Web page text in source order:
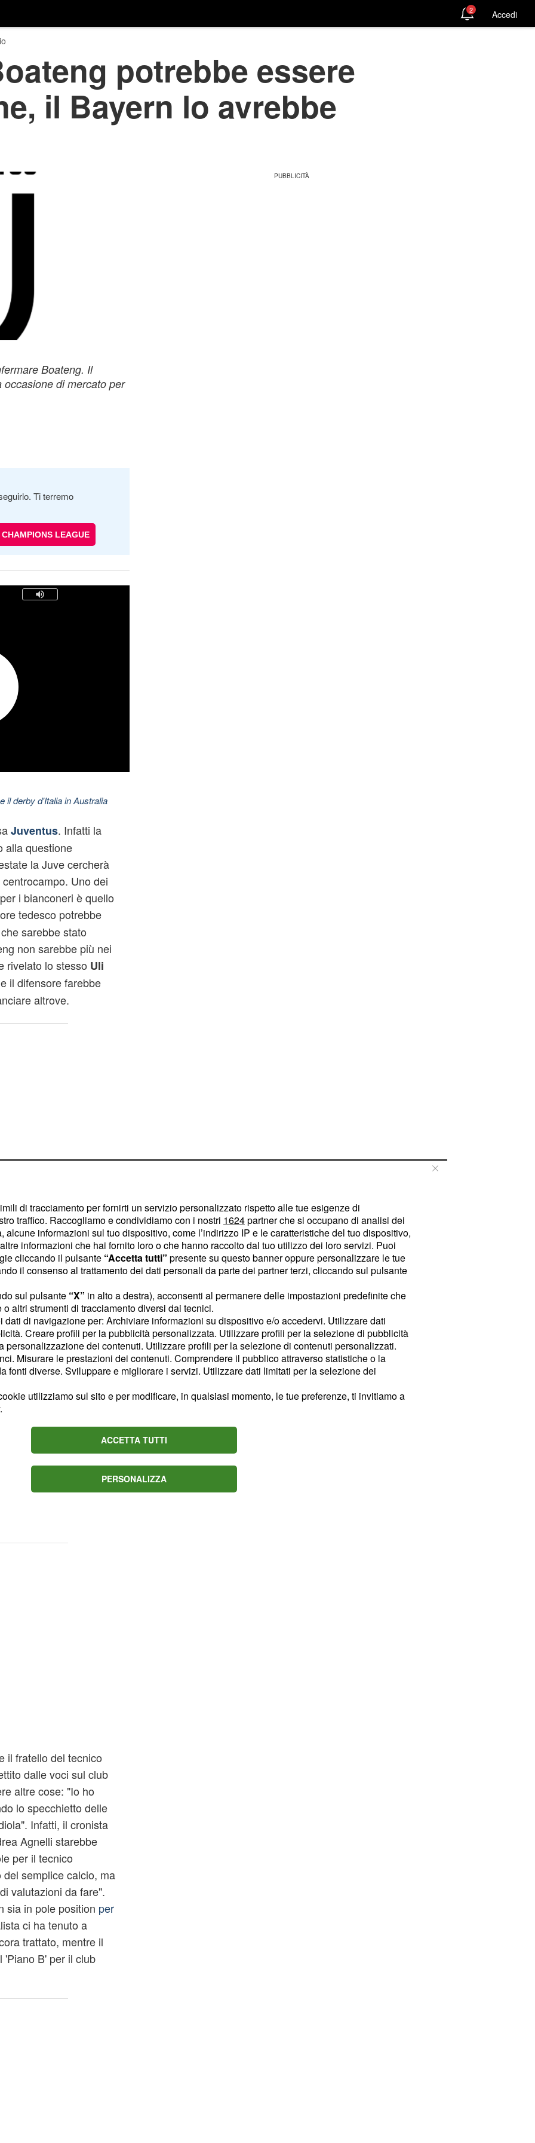
2 Accedi
potrebbe essere
il Bayern lo avrebbe
Boateng. Il
di mercato per
Ti terremo
CHAMPIONS LEAGUE
il derby d'Italia in Australia
Juventus. Infatti la
alla questione
la Juve cercherà
Uno dei
i bianconeri è quello
tedesco potrebbe
sarebbe stato
non sarebbe più nei
rivelato lo stesso Uli
il difensore farebbe
altrove.
per Boateng visto
di grande
.
fu uno dei primi a
Guardiola. In questi
dei bianconeri si
nuovo tecnico sarà
che alla fine possa
se Sarri andrà
in discussione, perché
ha poi sottolineato
il fratello del tecnico
dalle voci sul club
altre cose: "Io ho
lo specchietto delle
Infatti, il cronista
Agnelli starebbe
per il tecnico
semplice calcio, ma
valutazioni da fare".
sia in pole position per
ci ha tenuto a
trattato, mentre il
'Piano B' per il club
di tracciamento per fornirti un servizio personalizzato rispetto alle tue esigenze di
traffico. Raccogliamo e condividiamo con i nostri 1624partner che si occupano di analisi dei
informazioni sul tuo dispositivo, come l’indirizzo IP e le caratteristiche del tuo dispositivo,
informazioni che hai fornito loro o che hanno raccolto dal tuo utilizzo dei loro servizi. Puoi
cliccando il pulsante “Accetta tutti” presente su questo banner oppure personalizzare le tue
il consenso al trattamento dei dati personali da parte dei partner terzi, cliccando sul pulsante
sul pulsante “X” in alto a destra), acconsenti al permanere delle impostazioni predefinite che
altri strumenti di tracciamento diversi dai tecnici.
dati di navigazione per: Archiviare informazioni su dispositivo e/o accedervi. Utilizzare dati
Creare profili per la pubblicità personalizzata. Utilizzare profili per la selezione di pubblicità
personalizzazione dei contenuti. Utilizzare profili per la selezione di contenuti personalizzati.
Misurare le prestazioni dei contenuti. Comprendere il pubblico attraverso statistiche o la
fonti diverse. Sviluppare e migliorare i servizi. Utilizzare dati limitati per la selezione dei
utilizziamo sul sito e per modificare, in qualsiasi momento, le tue preferenze, ti invitiamo a
.
ACCETTA TUTTI
PERSONALIZZA